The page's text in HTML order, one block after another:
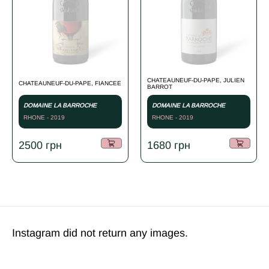
CHATEAUNEUF-DU-PAPE, FIANCEE
DOMAINE LA BARROCHE
RHONE - 2019
2500 грн
CHATEAUNEUF-DU-PAPE, JULIEN
BARROT
DOMAINE LA BARROCHE
RHONE - 2019
1680 грн
Instagram did not return any images.